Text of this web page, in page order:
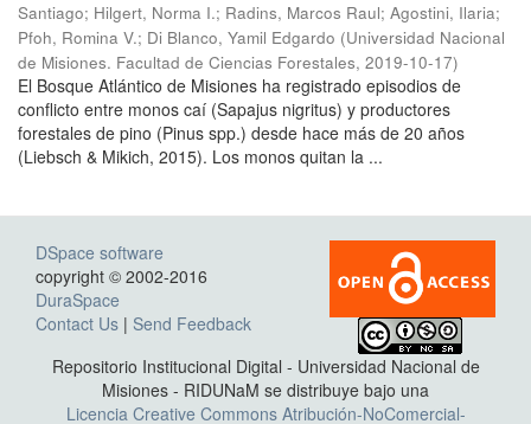
Santiago; Hilgert, Norma I.; Radins, Marcos Raul; Agostini, Ilaria;
Pfoh, Romina V.; Di Blanco, Yamil Edgardo (Universidad Nacional
de Misiones. Facultad de Ciencias Forestales, 2019-10-17)
El Bosque Atlántico de Misiones ha registrado episodios de
conflicto entre monos caí (Sapajus nigritus) y productores
forestales de pino (Pinus spp.) desde hace más de 20 años
(Liebsch & Mikich, 2015). Los monos quitan la ...
DSpace software
copyright © 2002-2016
DuraSpace
Contact Us | Send Feedback
Repositorio Institucional Digital - Universidad Nacional de
Misiones - RIDUNaM se distribuye bajo una
Licencia Creative Commons Atribución-NoComercial-